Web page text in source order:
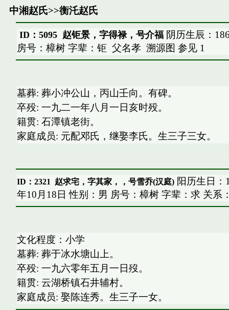
中湘赵氏>>衡汑赵氏
ID：5095 赵钜景，字得禄，号介福阴历生辰：
房号：樟树 字辈：钜 父名孝 溯源图 参见 1
墓葬: 葬小冲公山，丙山壬向。有碑。
卒殁: 一九二一年八月一日亥时殁。
籍贯: 石潭镇老街。
家庭成员: 元配邓氏，继娶李氏。生三子三女。
ID：2321 赵求宅，字其家，，号雪乔(汉庭)阳历生日：
年10月18日 性别：男 房号：樟树 字辈：求 关系
文化程度：小学
墓葬: 葬于冰水塘山上。
卒殁: 一九六零年五月一日歿。
籍贯: 云湖桥镇石井辅村。
家庭成员: 娶陈连秀。生三子一女。